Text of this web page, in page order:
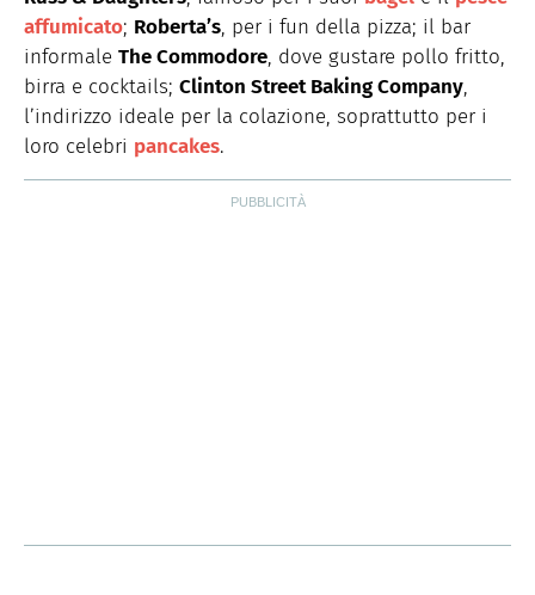
affumicato; Roberta’s, per i fun della pizza; il bar
informale The Commodore, dove gustare pollo fritto,
birra e cocktails; Clinton Street Baking Company,
l’indirizzo ideale per la colazione, soprattutto per i
loro celebri pancakes.